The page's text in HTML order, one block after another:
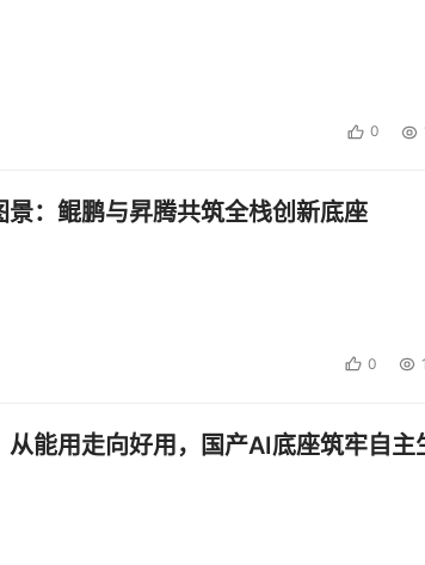
0
：鲲鹏与昇腾共筑全栈创新底座
0
从能用走向好用，国产AI底座筑牢自主